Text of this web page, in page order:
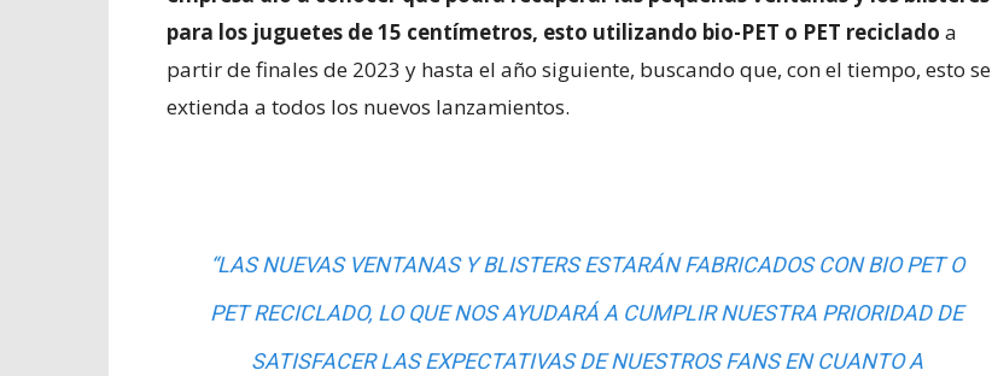
para los juguetes de 15 centímetros, esto utilizando bio-PET o PET reciclado a
partir de finales de 2023 y hasta el año siguiente, buscando que, con el tiempo, esto se
extienda a todos los nuevos lanzamientos.
“LAS NUEVAS VENTANAS Y BLISTERS ESTARÁN FABRICADOS CON BIO PET O
PET RECICLADO, LO QUE NOS AYUDARÁ A CUMPLIR NUESTRA PRIORIDAD DE
SATISFACER LAS EXPECTATIVAS DE NUESTROS FANS EN CUANTO A